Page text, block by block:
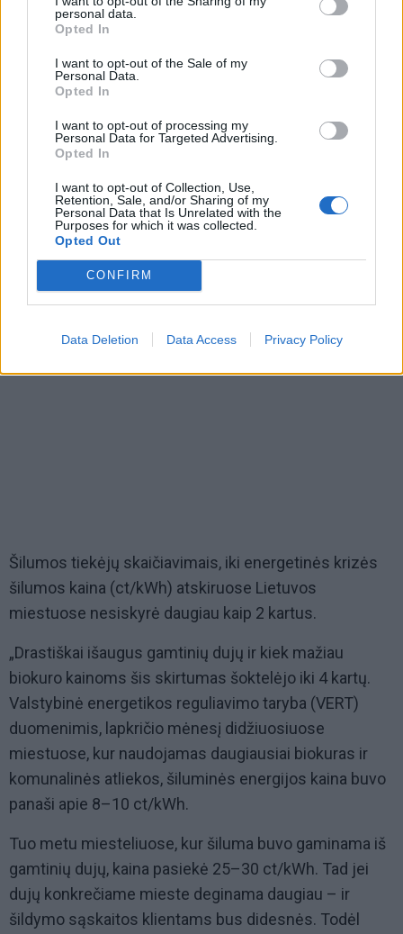
personal data.
Opted In
I want to opt-out of the Sale of my
Personal Data.
Opted In
I want to opt-out of processing my
Personal Data for Targeted Advertising.
Opted In
I want to opt-out of Collection, Use,
Retention, Sale, and/or Sharing of my
Personal Data that Is Unrelated with the
Purposes for which it was collected.
Opted Out
CONFIRM
Data Deletion Data Access Privacy Policy
(administratorius ar bendrijos vadovai), tačiau tokia
informacija gyventojams pateikiama itin retai.
Tad pastato gyventojai, nepatenkinti šildymo
sąskaitomis, turėtų reikalauti bendrosios nuosavybės
valdytojo paaiškinimų, rekomendacijų ir veiksmų.
nesprendžiamos – pakeisti pastato valdytoją
aktyvesniu“, – patarimus dalijo asociacija.
Skirtinguose miestuose kainos skiriasi 4 kartus
Šilumos tiekėjų skaičiavimais, iki energetinės krizės
šilumos kaina (ct/kWh) atskiruose Lietuvos
miestuose nesiskyrė daugiau kaip 2 kartus.
„Drastiškai išaugus gamtinių dujų ir kiek mažiau
biokuro kainoms šis skirtumas šoktelėjo iki 4 kartų.
Valstybinė energetikos reguliavimo taryba (VERT)
duomenimis, lapkričio mėnesį didžiuosiuose
miestuose, kur naudojamas daugiausiai biokuras ir
komunalinės atliekos, šiluminės energijos kaina buvo
panaši apie 8–10 ct/kWh.
Tuo metu miesteliuose, kur šiluma buvo gaminama iš
gamtinių dujų, kaina pasiekė 25–30 ct/kWh. Tad jei
dujų konkrečiame mieste deginama daugiau – ir
šildymo sąskaitos klientams bus didesnės. Todėl